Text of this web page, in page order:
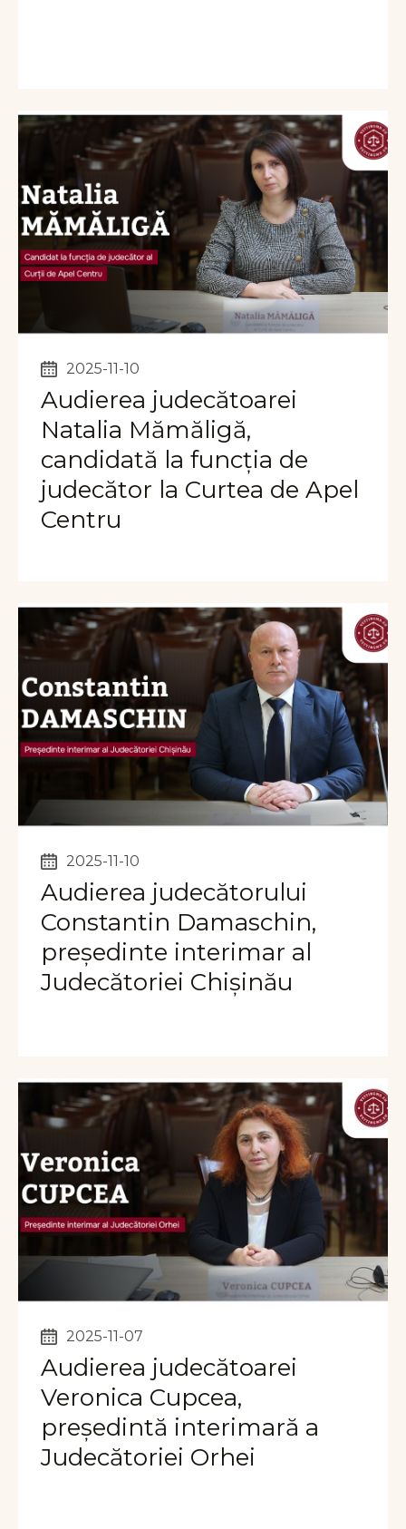
2025-11-10
Audierea judecătoarei
Natalia Mămăligă,
candidată la funcția de
judecător la Curtea de Apel
Centru
2025-11-10
Audierea judecătorului
Constantin Damaschin,
președinte interimar al
Judecătoriei Chișinău
2025-11-07
Audierea judecătoarei
Veronica Cupcea,
președintă interimară a
Judecătoriei Orhei